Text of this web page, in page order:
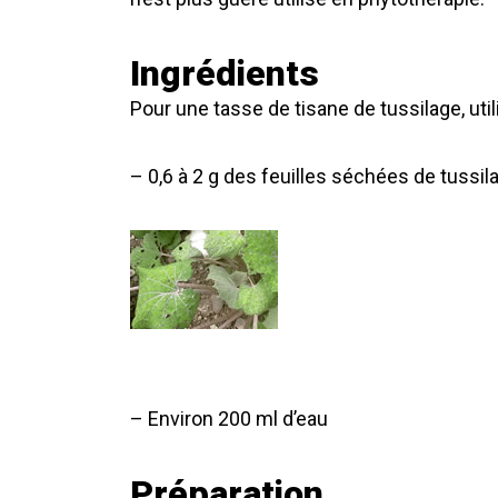
Ingrédients
Pour une tasse de tisane de tussilage,
– 0,6 à 2 g des feuilles séchées de
– Environ 200 ml d’eau